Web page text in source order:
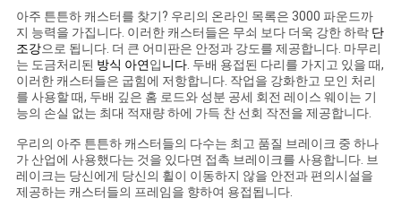
PRIVACY
POLICY
아주 튼튼하 캐스터를 찾기? 우리의 온라인 목록은 3000 파운드까
지 능력을 가집니다. 이러한 캐스터들은 무쇠 보다 더욱 강한 하락 단
조강으로 됩니다. 더 큰 어미판은 안정과 강도를 제공합니다. 마무리
는 도금처리된 방식 아연입니다. 두배 용접된 다리를 가지고 있을 때,
이러한 캐스터들은 굽힘에 저항합니다. 작업을 강화한고 모인 처리
를 사용할 때, 두배 깊은 홈 로드와 성분 공세 회전 레이스 웨이는 기
능의 손실 없는 최대 적재량 하에 가득 찬 선회 작전을 제공합니다.
우리의 아주 튼튼하 캐스터들의 다수는 최고 품질 브레이크 중 하나
가 산업에 사용했다는 것을 있다면 접촉 브레이크를 사용합니다. 브
레이크는 당신에게 당신의 휠이 이동하지 않을 안전과 편의시설을
제공하는 캐스터들의 프레임을 향하여 용접됩니다.